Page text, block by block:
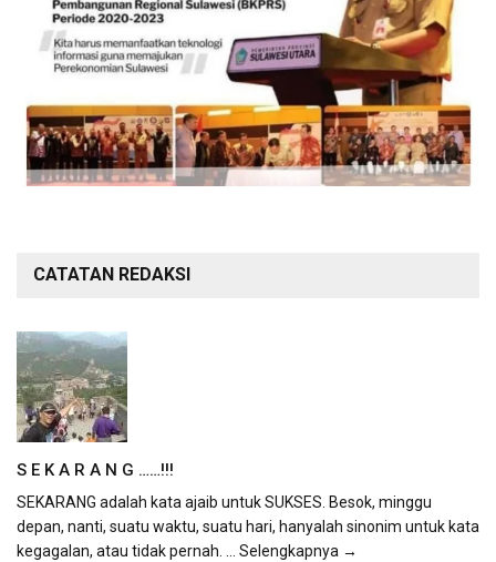
CATATAN REDAKSI
S E K A R A N G ……!!!
SEKARANG adalah kata ajaib untuk SUKSES. Besok, minggu
depan, nanti, suatu waktu, suatu hari, hanyalah sinonim untuk kata
kegagalan, atau tidak pernah. ... Selengkapnya →